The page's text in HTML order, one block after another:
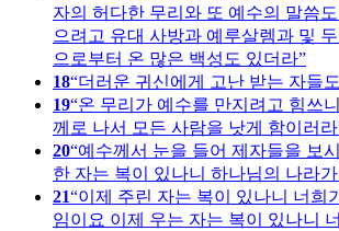
자의 허다한 무리와 또 예수의 말씀
으려고 유대 사방과 예루살렘과 및
으로부터 온 많은 백성도 있더라
18 더러운 귀신에게 고난 받는 자들
19 온 무리가 예수를 만지려고 힘쓰
께로 나서 모든 사람을 낫게 함이러라
20 예수께서 눈을 들어 제자들을 보
한 자는 복이 있나니 하나님의 나라
21 이제 주린 자는 복이 있나니 너희
임이요 이제 우는 자는 복이 있나니